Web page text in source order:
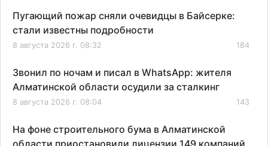
Пугающий пожар сняли очевидцы в Байсерке:
стали известны подробности
8 августа 2026 г. 08:32 184
Звонил по ночам и писал в WhatsApp: жителя
Алматинской области осудили за сталкинг
8 августа 2026 г. 08:04 143
На фоне строительного бума в Алматинской